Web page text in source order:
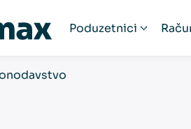
Poduzetnici